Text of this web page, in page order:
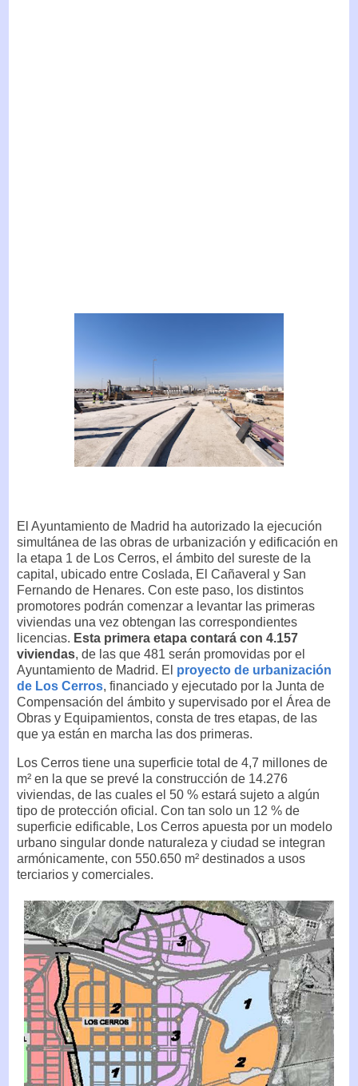
El Ayuntamiento de Madrid ha autorizado la ejecución
simultánea de las obras de urbanización y edificación en
la etapa 1 de Los Cerros, el ámbito del sureste de la
capital, ubicado entre Coslada, El Cañaveral y San
Fernando de Henares. Con este paso, los distintos
promotores podrán comenzar a levantar las primeras
viviendas una vez obtengan las correspondientes
licencias. Esta primera etapa contará con 4.157
viviendas, de las que 481 serán promovidas por el
Ayuntamiento de Madrid. El proyecto de urbanización
de Los Cerros, financiado y ejecutado por la Junta de
Compensación del ámbito y supervisado por el Área de
Obras y Equipamientos, consta de tres etapas, de las
que ya están en marcha las dos primeras.
Los Cerros tiene una superficie total de 4,7 millones de
m² en la que se prevé la construcción de 14.276
viviendas, de las cuales el 50 % estará sujeto a algún
tipo de protección oficial. Con tan solo un 12 % de
superficie edificable, Los Cerros apuesta por un modelo
urbano singular donde naturaleza y ciudad se integran
armónicamente, con 550.650 m² destinados a usos
terciarios y comerciales.